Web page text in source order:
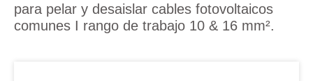
para pelar y desaislar cables fotovoltaicos
comunes I rango de trabajo 10 & 16 mm².